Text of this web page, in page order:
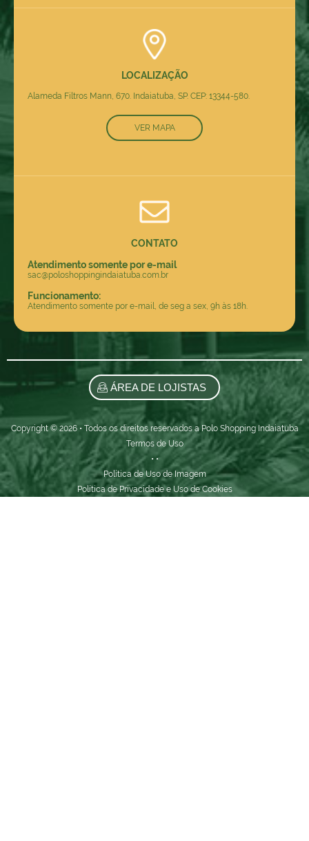
LOCALIZAÇÃO
Alameda Filtros Mann, 670. Indaiatuba, SP. CEP: 13344-580.
VER MAPA
CONTATO
Atendimento somente por e-mail
sac@poloshoppingindaiatuba.com.br
Funcionamento:
Atendimento somente por e-mail, de seg a sex, 9h às 18h.
ÁREA DE LOJISTAS
Copyright © 2026 • Todos os direitos reservados a Polo Shopping Indaiatuba
Termos de Uso
•
Política de Uso de Imagem
•
Política de Privacidade e Uso de Cookies